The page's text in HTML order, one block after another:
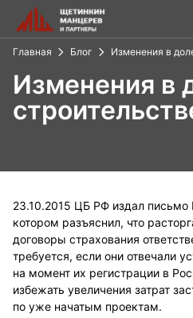
Главная Блог Изменения в
Изменения в
23.10.2015 ЦБ РФ издал
котором разъяснил, что
договоры страхования
требуется, если они отвечали
на момент их регистрации в
избежать увеличения затрат
по уже начатым проектам.